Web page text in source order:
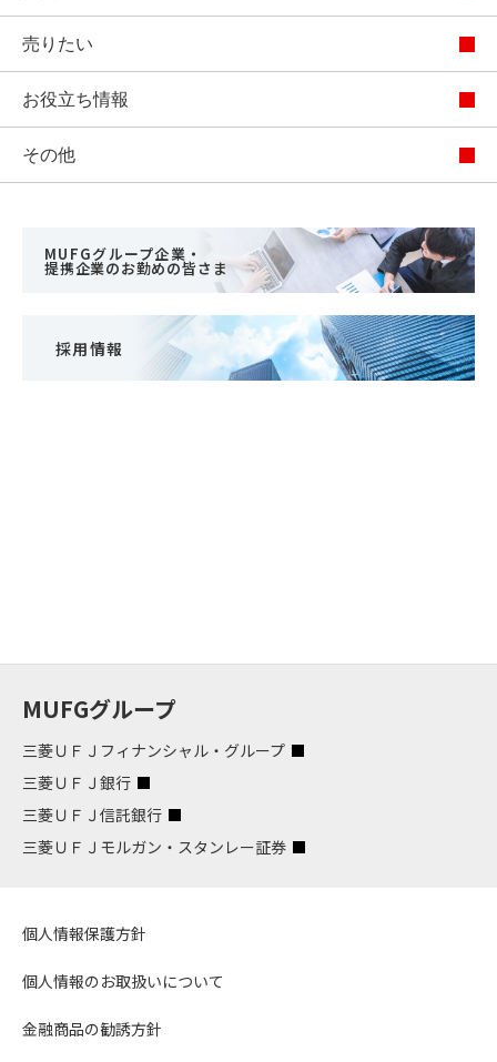
売りたい
お役立ち情報
その他
MUFGグループ企業・
提携企業のお勤めの皆さま
採用情報
MUFGグループ
三菱ＵＦＪフィナンシャル・グループ
三菱ＵＦＪ銀行
三菱ＵＦＪ信託銀行
三菱ＵＦＪモルガン・スタンレー証券
個人情報保護方針
個人情報のお取扱いについて
金融商品の勧誘方針